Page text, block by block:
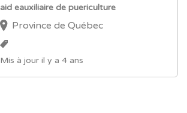
aid eauxiliaire de puericulture
Province de Québec
Mis à jour il y a 4 ans